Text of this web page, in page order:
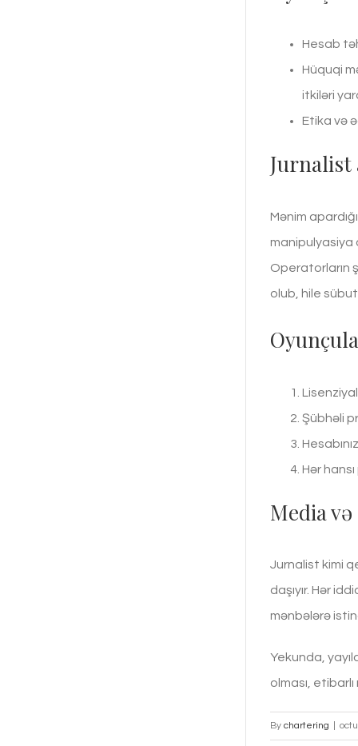
Hesab
Hüquqi
itkiləri
Etika və
Jurnalist
Mənim
manipulyasiya
Operatorların
olub, hile
Şübhəli
Hər
Media
Jurnalist kimi
daşıyır. Hər
mənbələrə
Yekunda,
olması,
By chartering